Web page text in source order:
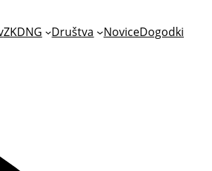
ZKDNG Društva NoviceDogodki